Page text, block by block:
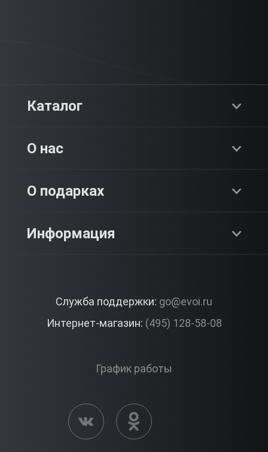
Каталог
Premium
О нас
О компании
Контакты
О подарках
Как это работает?
Вопросы и ответы
Информация
Корпоративные подарки
Активация сертификата
Служба поддержки: go@evoi.ru
Интернет-магазин: (495) 128-58-08
График работы